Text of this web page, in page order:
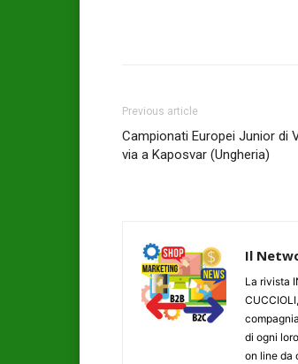
Previous article
Campionati Europei Junior di
via a Kaposvar (Ungheria)
Il
La rivista
di ogni
on line da